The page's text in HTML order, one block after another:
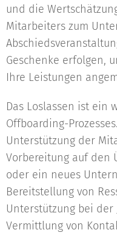
und die
Mitarbeiters zum
Geschenke erfolgen,
Ihre Leistungen
Das Loslassen ist ein
Offboarding-
Unterstützung der
Vorbereitung auf den
oder ein neues
Bereitstellung von
Unterstützung bei der
Vermittlung von